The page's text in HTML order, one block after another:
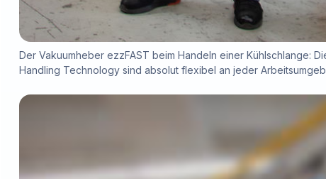
Der Vakuumheber ezzFAST beim Handeln einer Kühlschlange:
Handling Technology sind absolut flexibel an jeder